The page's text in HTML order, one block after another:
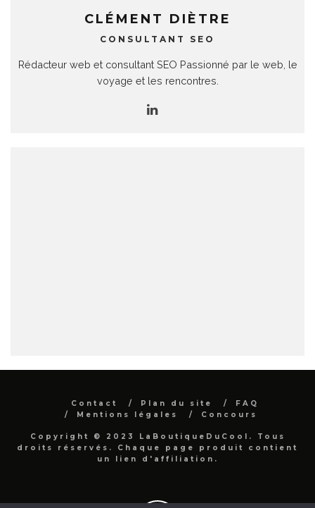
CLÉMENT DIÈTRE
CONSULTANT SEO
Rédacteur web et consultant SEO Passionné par le web, le
voyage et les rencontres.
Contact Plan du site
FAQ
Mentions légales
Concours
Copyright © 2023 LaBoutiqueDuCool. Tous
droits réservés. Chaque page produit contient
un lien d'affiliation.